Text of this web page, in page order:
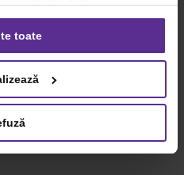
click pe linkul către
Detalii
toate